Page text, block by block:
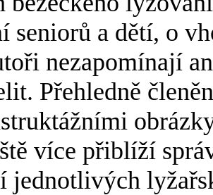
seniorů a dětí, o
nezapomínají
Přehledně
více přiblíží
jednotlivých